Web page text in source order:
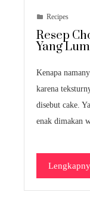
Recipes
Resep
Yang
Kenapa
karena
disebut cake.
enak dimakan